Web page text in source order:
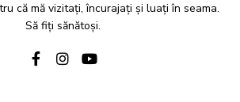
că mă vizitați, încurajați și luați în seama.
Să fiți sănătoși.